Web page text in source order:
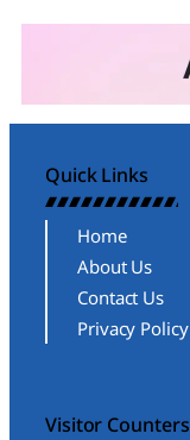
Quick Links
Home
About Us
Contact Us
Privacy Policy
Visitor Counters